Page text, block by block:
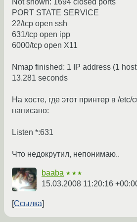
Not shown: 1694 closed ports
PORT STATE SERVICE
22/tcp open ssh
631/tcp open ipp
6000/tcp open X11
Nmap finished: 1 IP address (1
13.281 seconds
На хосте, где этот принтер в /etc/
написано:
Listen *:631
Что недокрутил, непонимаю..
baaba ★★★
15.03.2008 11:20:16
Ссылка